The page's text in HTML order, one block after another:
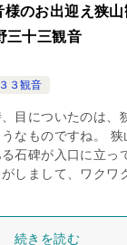
のお出迎え狭
三十三観音
３観音
目についたのは、
なものですね。
石碑が入口に立っ
しまして、ワクワ
続きを読む